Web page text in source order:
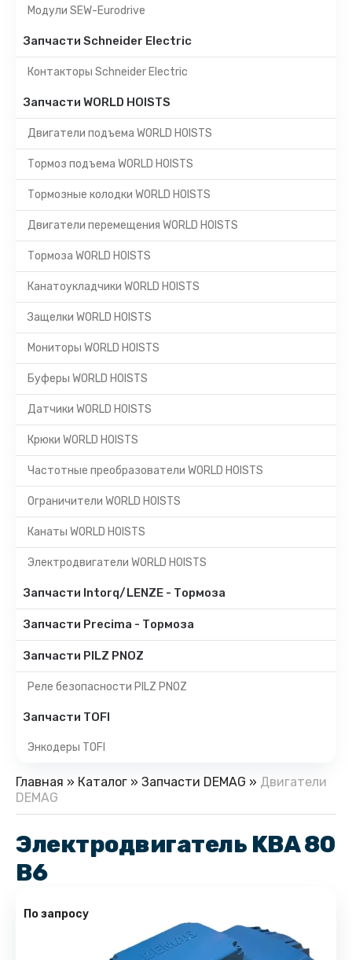
Модули SEW-Eurodrive
Запчасти Schneider Electric
Контакторы Schneider Electric
Запчасти WORLD HOISTS
Двигатели подъема WORLD HOISTS
Тормоз подъема WORLD HOISTS
Тормозные колодки WORLD HOISTS
Двигатели перемещения WORLD HOISTS
Тормоза WORLD HOISTS
Канатоукладчики WORLD HOISTS
Защелки WORLD HOISTS
Мониторы WORLD HOISTS
Буферы WORLD HOISTS
Датчики WORLD HOISTS
Крюки WORLD HOISTS
Частотные преобразователи WORLD HOISTS
Ограничители WORLD HOISTS
Канаты WORLD HOISTS
Электродвигатели WORLD HOISTS
Запчасти Intorq/LENZE - Тормоза
Запчасти Precima - Тормоза
Запчасти PILZ PNOZ
Реле безопасности PILZ PNOZ
Запчасти TOFI
Энкодеры TOFI
Главная » Каталог » Запчасти DEMAG » Двигатели
DEMAG
Электродвигатель KBA 80
B6
По запросу